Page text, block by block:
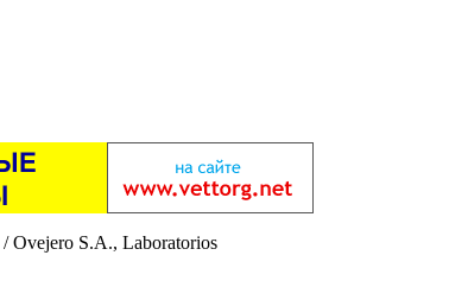
/ Ovejero S.A., Laboratorios